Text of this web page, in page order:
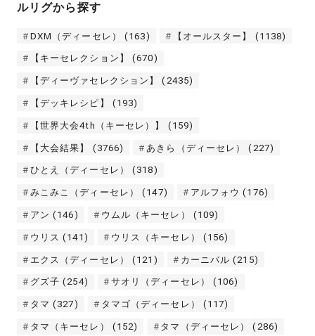
ルリグから探す
DXM（ディーセレ） (163) 【オールスター】 (1138)
【キーセレクション】 (670)
【ディーヴァセレクション】 (2435)
【デッキレシピ】 (193)
【世界大会4th（キーセレ）】 (159)
【大会結果】 (3766) あきら（ディーセレ） (227)
ひとえ（ディーセレ） (318)
みこみこ（ディーセレ） (147) アルフォウ (176)
アン (146) ウムル（キーセレ） (109)
ウリス (141) ウリス（キーセレ） (156)
エクス（ディーセレ） (121) カーニバル (215)
グズ子 (254) サオリ（ディーセレ） (106)
タマ (327) タマゴ（ディーセレ） (117)
タマ（キーセレ） (152) タマ（ディーセレ） (286)